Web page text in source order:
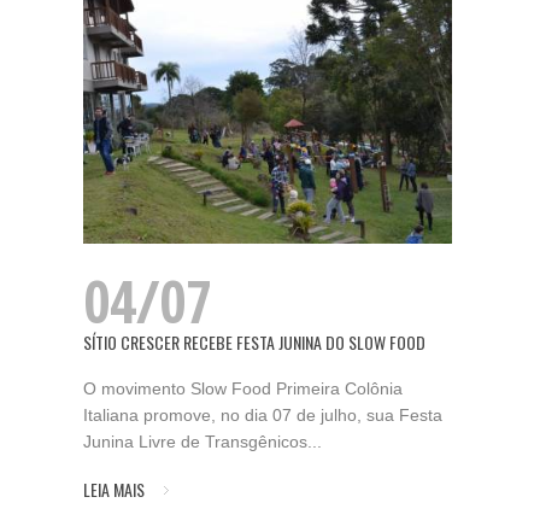
04/07
SÍTIO CRESCER RECEBE FESTA JUNINA DO SLOW FOOD
O movimento Slow Food Primeira Colônia
Italiana promove, no dia 07 de julho, sua Festa
Junina Livre de Transgênicos...
LEIA MAIS